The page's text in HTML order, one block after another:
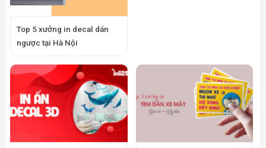
Top 5 xưởng in decal dán
ngược tại Hà Nội